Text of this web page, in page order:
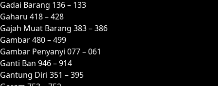
Gadai Barang 136 – 133
Gaharu 418 – 428
Gajah Muat Barang 383 – 386
Gambar 480 – 499
Gambar Penyanyi 077 – 061
Ganti Ban 946 – 914
Gantung Diri 351 – 395